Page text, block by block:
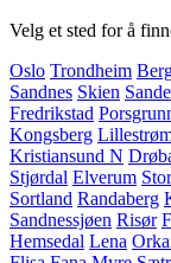
Velg et sted for å
Oslo Trondheim
Sandnes Skien
Fredrikstad
Kongsberg
Kristiansund N
Stjørdal Elverum
Sortland Randaberg
Sandnessjøen Risør
Hemsedal Lena